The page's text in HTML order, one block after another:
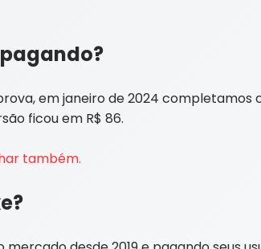
em janeiro de 2024
ficou em R$ 86.
também.